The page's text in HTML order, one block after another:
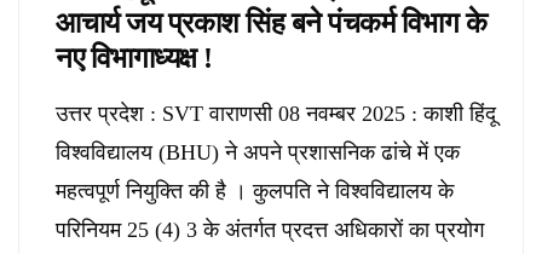
आचार्य जय प्रकाश सिंह बने पंचकर्म विभाग के
नए विभागाध्यक्ष !
उत्तर प्रदेश : SVT वाराणसी 08 नवम्बर 2025 : काशी हिंदू
विश्वविद्यालय (BHU) ने अपने प्रशासनिक ढांचे में एक
महत्वपूर्ण नियुक्ति की है । कुलपति ने विश्वविद्यालय के
परिनियम 25 (4) 3 के अंतर्गत प्रदत्त अधिकारों का प्रयोग